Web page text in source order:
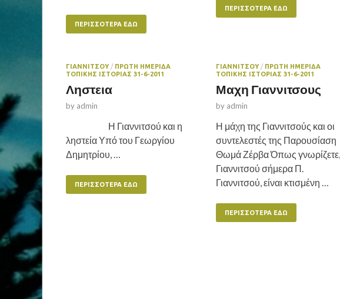
ΠΕΡΙΣΣΌΤΕΡΑ ΕΔΏ
ΠΕΡΙΣΣΌΤΕΡΑ ΕΔΏ
ΓΙΑΝΝΙΤΣΟΥ/ ΠΡΩΤΗ ΗΜΕΡΙΔΑ
ΤΟΠΙΚΗΣ ΙΣΤΟΡΙΑΣ 31-6-2011
Ληστεια
by admin
Η Γιαννιτσού και η
ληστεία Υπό του Γεωργίου
Δημητρίου, …
ΠΕΡΙΣΣΌΤΕΡΑ ΕΔΏ
ΓΙΑΝΝΙΤΣΟΥ/ ΠΡΩΤΗ ΗΜΕΡΙΔΑ
ΤΟΠΙΚΗΣ ΙΣΤΟΡΙΑΣ 31-6-2011
Μαχη Γιαννιτσους
by admin
Η μάχη της Γιαννιτσούς και οι
συντελεστές της Παρουσίαση
Θωμά Ζέρβα Όπως
Γιαννιτσού σήμερα Π.
Γιαννιτσού, είναι κτισμένη …
ΠΕΡΙΣΣΌΤΕΡΑ ΕΔΏ